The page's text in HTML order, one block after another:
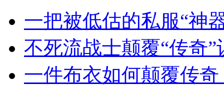
一把被低估的私服“神
不死流战士颠覆“传奇
一件布衣如何颠覆传